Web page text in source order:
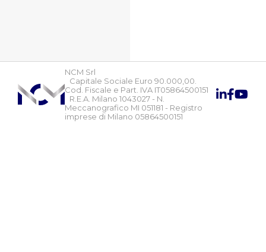
NCM Srl
Capitale Sociale Euro 90.000,00.
Cod. Fiscale e Part. IVA IT05864500151
R.E.A. Milano 1043027 - N.
Meccanografico MI 051181 - Registro
imprese di Milano 05864500151